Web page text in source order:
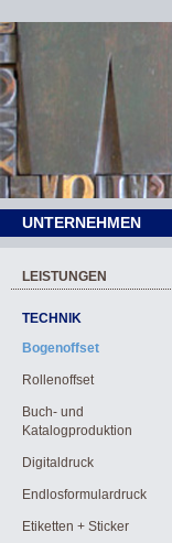
UNTERNEHMEN
LEISTUNGEN
TECHNIK
Bogenoffset
Rollenoffset
Buch- und
Katalogproduktion
Digitaldruck
Endlosformulardruck
Etiketten + Sticker